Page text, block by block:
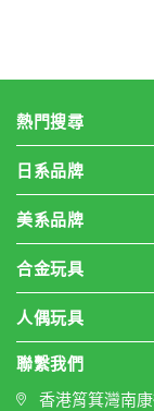
熱門搜尋
日系品牌
美系品牌
合金玩具
人偶玩具
聯繫我們
香港筲箕灣南